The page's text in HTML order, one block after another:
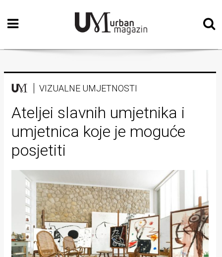
Početna
Vizualne
Teatar
Književnost
Muzika
Film
Intervju
Kolumne
Kultura
Lifestyle
Beauty
VIZUALNE UMJETNOSTI
Ateljei slavnih umjetnika i
umjetnica koje je moguće
posjetiti